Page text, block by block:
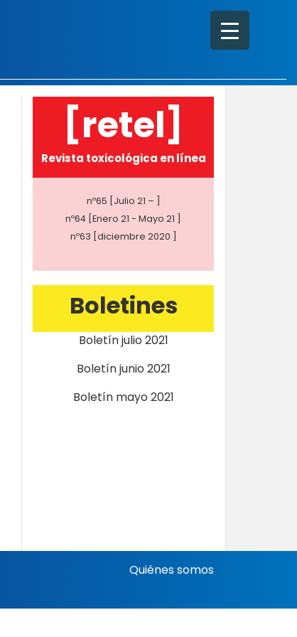
[retel]
Revista toxicológica en línea
nº65 [Julio 21 – ]
nº64 [Enero 21 - Mayo 21 ]
nº63 [diciembre 2020 ]
Boletines
Boletín julio 2021
Boletín junio 2021
Boletín mayo 2021
Quiénes somos